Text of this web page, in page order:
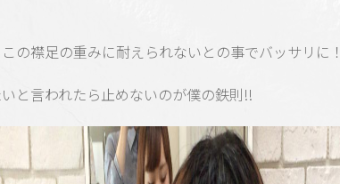
の襟足の重みに耐えられないとの事でバッサリに！
と言われたら止めないのが僕の鉄則!!